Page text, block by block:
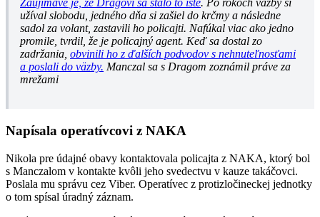
Zaujímavé je, že Dragovi sa stalo to isté. Po rokoch väzby si
užíval slobodu, jedného dňa si zašiel do krčmy a následne
sadol za volant, zastavili ho policajti. Nafúkal viac ako jedno
promile, tvrdil, že je policajný agent. Keď sa dostal zo
zadržania, obvinili ho z ďalších podvodov s nehnuteľnosťami
a poslali do väzby. Manczal sa s Dragom zoznámil práve za
mrežami
Napísala operatívcovi z NAKA
Nikola pre údajné obavy kontaktovala policajta z NAKA, ktorý bol
s Manczalom v kontakte kvôli jeho svedectvu v kauze takáčovci.
Poslala mu správu cez Viber. Operatívec z protizločineckej jednotky
o tom spísal úradný záznam.